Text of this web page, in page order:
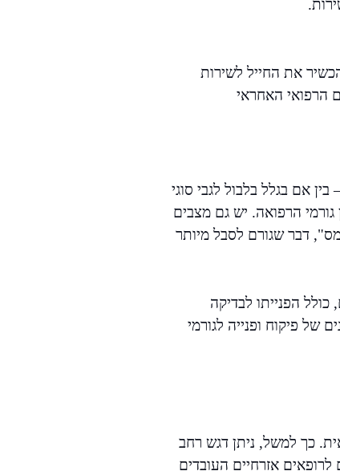
את החייל לשירות
הרפואי האחראי
אם בגלל בלבול לגבי סוגי
גורמי הרפואה. יש גם מצבים
דבר שגורם לסבל מיותר
הפנייתו לבדיקה
של פיקוח ופנייה לגורמי
כך למשל, ניתן דגש רחב
לרופאים אזרחיים העובדים